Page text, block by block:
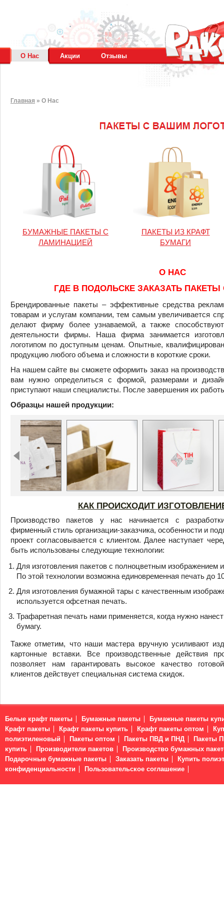
О Нас Акции Отзывы
Главная » О Нас
БУМАЖНЫЕ ПАКЕТЫ С
ЛАМИНАЦИЕЙ
ПАКЕТЫ ИЗ КРАФТ
БУМАГИ
О НАС
ГДЕ В ПОДОЛЬСКЕ ЗАКАЗАТЬ
Брендированные пакеты – эффективные средства
товарам и услугам компании, тем самым увеличивается
делают фирму более узнаваемой, а также
деятельности фирмы. Наша фирма занимается
логотипом по доступным ценам. Опытные,
продукцию любого объема и сложности в короткие сроки.
На нашем сайте вы сможете оформить заказ на
вам нужно определиться с формой, размерами и
приступают наши специалисты. После завершения их
Образцы нашей продукции:
КАК ПРОИСХОДИТ
Производство пакетов у нас начинается с
фирменный стиль организации-заказчика, особенности и
проект согласовывается с клиентом. Далее наступает
быть использованы следующие технологии:
Для изготовления пакетов с полноцветным изображением
По этой технологии возможна единовременная печать до
Для изготовления бумажной тары с качественным
используется офсетная печать.
Трафаретная печать нами применяется, когда нужно
бумагу.
Также отметим, что наши мастера вручную усиливают
картонные вставки. Все производственные действия
позволяет нам гарантировать высокое качество
клиентов действует специальная система скидок.
Белые крафт пакеты Бумажные пакеты
Бумажные пакеты
Крафт пакеты
Крафт пакеты купить Крафт пакеты оптом
полиэтиленовый
Пакеты оптом Пакеты ПВД и ПНД
Пакеты
купить
Производители пакетов
Производство бумажных
Подарочные бумажные пакеты
Заказать пакеты
Купить
конфиденциальности
Пользовательское соглашение